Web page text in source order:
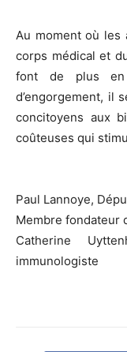
Au moment où les
corps médical et
font de plus en
d’engorgement, il
concitoyens aux
coûteuses qui
Paul Lannoye,
Membre fondateur
Catherine
immunologiste